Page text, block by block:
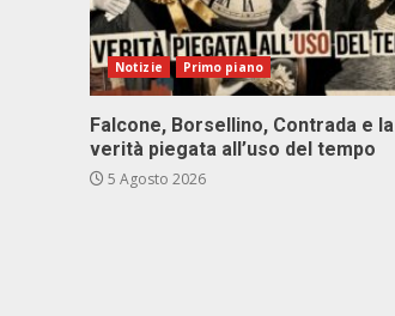
Notizie Primo piano
Falcone, Borsellino, Contrada e la
verità piegata all’uso del tempo
5 Agosto 2026